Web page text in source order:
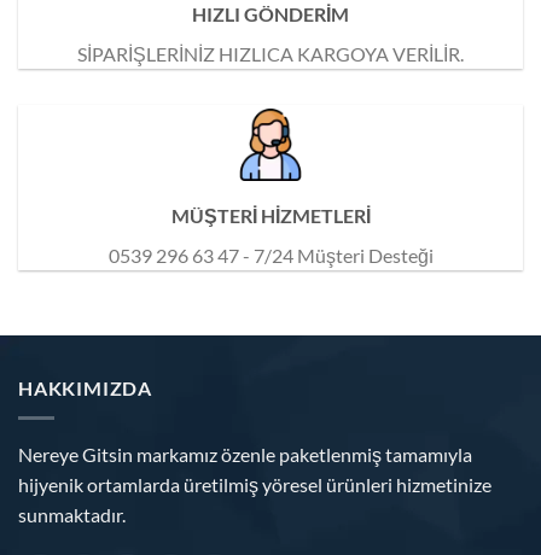
HIZLI GÖNDERİM
SİPARİŞLERİNİZ HIZLICA KARGOYA VERİLİR.
MÜŞTERİ HİZMETLERİ
0539 296 63 47 - 7/24 Müşteri Desteği
HAKKIMIZDA
Nereye Gitsin markamız özenle paketlenmiş tamamıyla
hijyenik ortamlarda üretilmiş yöresel ürünleri hizmetinize
sunmaktadır.